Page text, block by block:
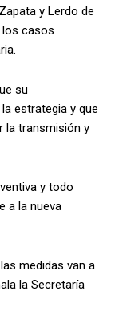
y Lerdo de
los casos
su
estrategia y que
la transmisión y
y todo
a la nueva
medidas van a
la Secretaría